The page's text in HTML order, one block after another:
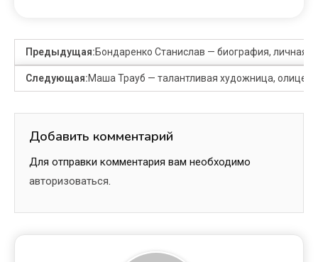
Предыдущая:Бондаренко Станислав — биография, личная
Следующая:Маша Трауб — талантливая художница,
Добавить комментарий
Для отправки комментария вам необходимо
авторизоваться.